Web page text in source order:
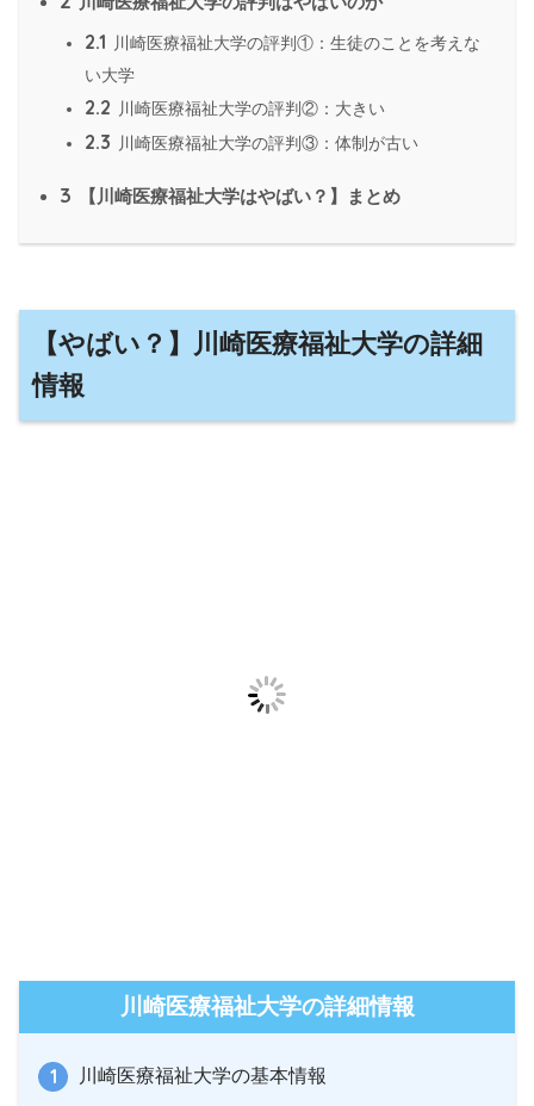
2.1
川崎医療福祉大学の評判①：生徒のことを考えな
い大学
2.2 川崎医療福祉大学の評判②：大きい
2.3 川崎医療福祉大学の評判③：体制が古い
3 【川崎医療福祉大学はやばい？】まとめ
【やばい？】川崎医療福祉大学の詳細
情報
川崎医療福祉大学の詳細情報
川崎医療福祉大学の基本情報